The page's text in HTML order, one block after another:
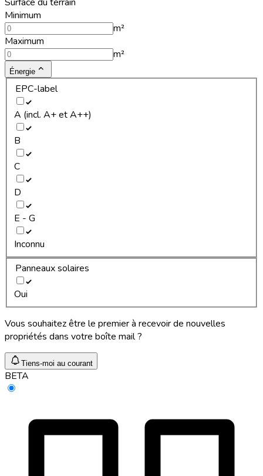
Minimum
m²
Maximum
m²
Énergie
EPC-label
A (incl. A+ et A++)
B
C
D
E - G
Inconnu
Panneaux solaires
Oui
Vous souhaitez être le premier à recevoir de nouvelles
propriétés dans votre boîte mail ?
Tiens-moi au courant
BETA